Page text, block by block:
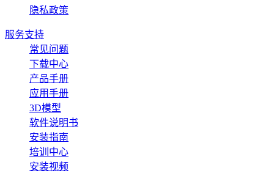
隐私政策
服务支持
常见问题
下载中心
产品手册
应用手册
3D模型
软件说明书
安装指南
培训中心
安装视频